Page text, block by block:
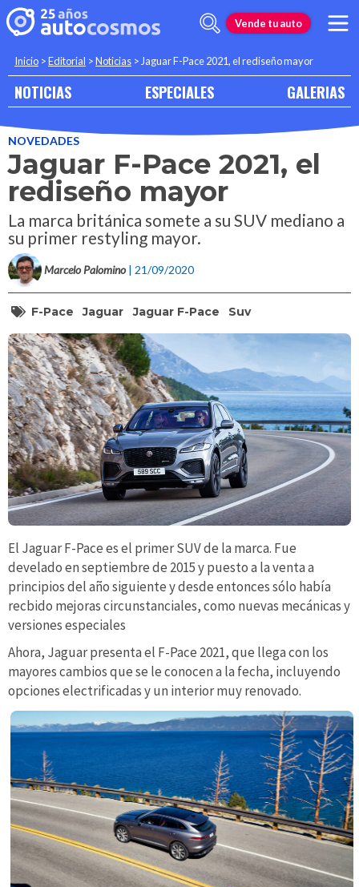
Vende tu auto
Inicio >Editorial >Noticias >Jaguar F-Pace 2021, el rediseño mayor
NOTICIAS ESPECIALES GALERIAS
NOVEDADES
Jaguar F-Pace 2021, el
rediseño mayor
La marca británica somete a su SUV mediano a
su primer restyling mayor.
Marcelo Palomino | 21/09/2020
F-Pace Jaguar Jaguar F-Pace Suv
El Jaguar F-Pace es el primer SUV de la marca. Fue
develado en septiembre de 2015 y puesto a la venta a
principios del año siguiente y desde entonces sólo había
recbido mejoras circunstanciales, como nuevas mecánicas y
versiones especiales
Ahora, Jaguar presenta el F-Pace 2021, que llega con los
mayores cambios que se le conocen a la fecha, incluyendo
opciones electrificadas y un interior muy renovado.